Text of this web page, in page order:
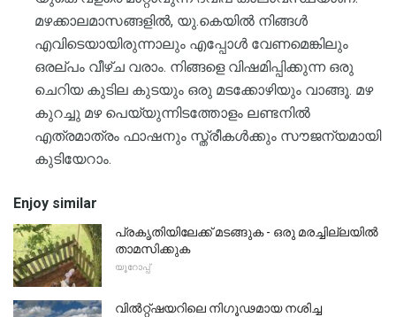
മഴക്കാലമാസങ്ങളിൽ, യു.കെയിൽ നിങ്ങൾ
എവിടെയായിരുന്നാലും എപ്പോൾ വേണമെങ്കിലും
ഒരല്പം വീഴ്ച വരാം. നിങ്ങളെ വിഷമിപ്പിക്കുന്ന ഒരു
ചെറിയ കുടില കുടയും ഒരു മടക്കോഴിയും വാങ്ങൂ. മഴ
കുറച്ചു മഴ പെയ്യുന്നിടത്തോളം ലണ്ടനിൽ
എത്രമാത്രം ഫാഷനും സ്ത്രീകൾക്കും സൗജന്യമായി
കുടിയേറാം.
Enjoy similar
പ്രകൃതിയിലേക്ക് മടങ്ങുക - ഒരു മരച്ചില്ലയിൽ
താമസിക്കുക
യൂറോപ്പ്
വിൽറ്റ്ഷയറിലെ നിഗൂഢമായ നശിച്ച